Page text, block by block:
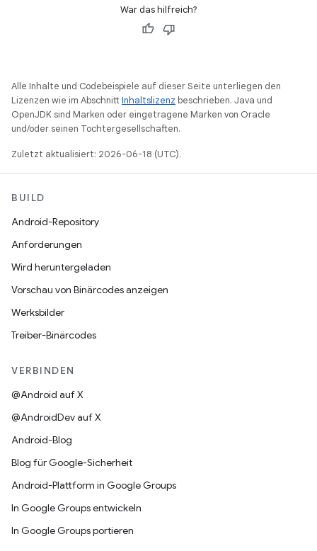
War das hilfreich?
Alle Inhalte und Codebeispiele auf dieser Seite unterliegen den
Lizenzen wie im AbschnittInhaltslizenz beschrieben. Java und
OpenJDK sind Marken oder eingetragene Marken von Oracle
und/oder seinen Tochtergesellschaften.
Zuletzt aktualisiert: 2026-06-18 (UTC).
BUILD
Android-Repository
Anforderungen
Wird heruntergeladen
Vorschau von Binärcodes anzeigen
Werksbilder
Treiber-Binärcodes
VERBINDEN
@Android auf X
@AndroidDev auf X
Android-Blog
Blog für Google-Sicherheit
Android-Plattform in Google Groups
In Google Groups entwickeln
In Google Groups portieren